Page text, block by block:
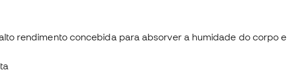
rendimento concebida para absorver a humidade do corpo e